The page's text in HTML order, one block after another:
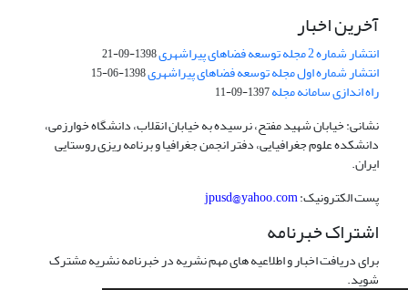
آخرین اخبار
انتشار شماره 2 مجله توسعه فضاهای پیراشهری 1398-09-21
انتشار شماره اول مجله توسعه فضاهای پیراشهری1398-06-15
راه اندازی سامانه مجله1397-09-11
نشانی: خیابان شهید مفتح، نرسیده به خیابان انقلاب، دانشگاه خوارزمی،
دانشکده علوم جغرافیایی، دفتر انجمن جغرافیا و برنامه ریزی روستایی
ایران.
پست الکترونیک:jpusd@yahoo.com
اشتراک خبرنامه
برای دریافت اخبار و اطلاعیه های مهم نشریه در خبرنامه نشریه مشترک
شوید.